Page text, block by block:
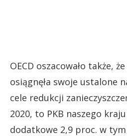
OECD oszacowało także,
osiągnęła swoje ustalone
cele redukcji
2020, to PKB naszego
dodatkowe 2,9 proc. w